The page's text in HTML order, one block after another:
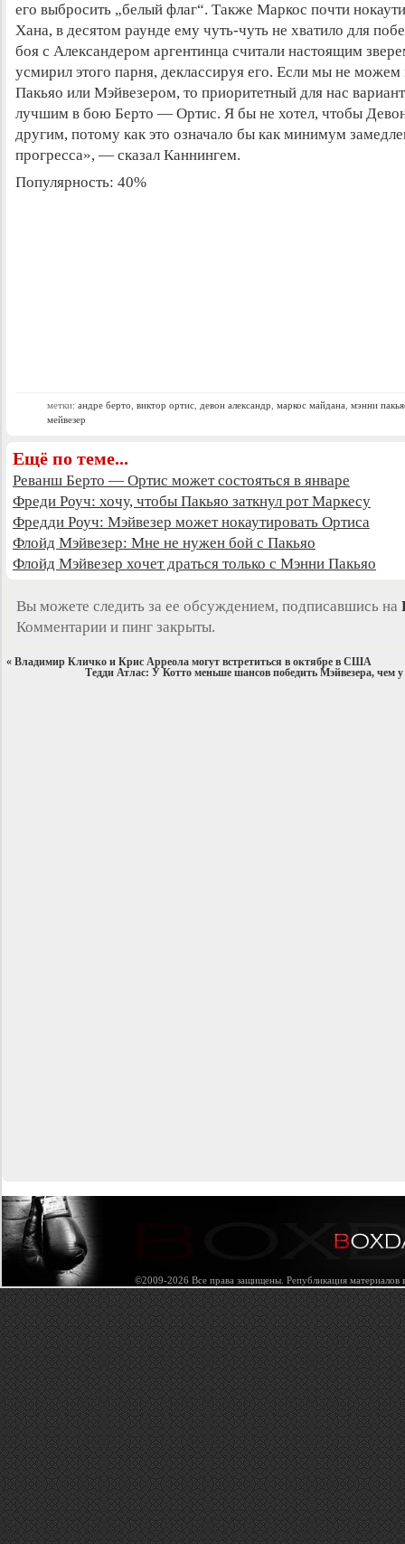
его выбросить „белый флаг“. Также Маркос почти
Хана, в десятом раунде ему чуть-чуть не хватило для
боя с Александером аргентинца считали настоящим
усмирил этого парня, деклассируя его. Если мы не можем
Пакьяо или Мэйвезером, то приоритетный для нас
лучшим в бою Берто — Ортис. Я бы не хотел, чтобы
другим, потому как это означало бы как минимум
прогресса», — сказал Каннингем.
Популярность: 40%
метки: андре берто виктор ортис девон александр маркос майдана мэнни
мейвезер
Ещё по теме...
Реванш Берто — Ортис может состояться в январе
Фреди Роуч: хочу, чтобы Пакьяо заткнул рот Маркесу
Фредди Роуч: Мэйвезер может нокаутировать Ортиса
Флойд Мэйвезер: Мне не нужен бой с Пакьяо
Флойд Мэйвезер хочет драться только с Мэнни Пакьяо
Вы можете следить за ее обсуждением, подписавшись на
Комментарии и пинг закрыты.
« Владимир Кличко и Крис Арреола могут встретиться в октябре в США
Тедди Атлас: У Котто меньше шансов победить Мэйвезера, чем
©2009-2026 Все права защищены. Републикация материалов